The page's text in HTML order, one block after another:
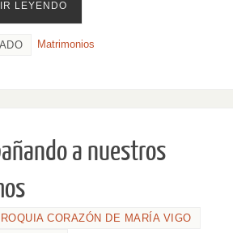
LEYENDO
Matrimonios
a nuestros
CORAZÓN DE MARÍA VIGO